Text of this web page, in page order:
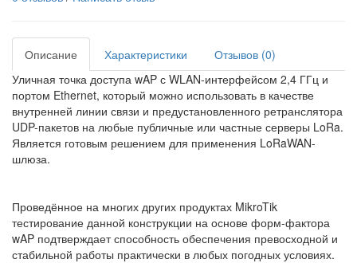
Описание Характеристики
Отзывов (0)
Уличная точка доступа wAP с WLAN-интерфейсом 2,4 ГГц и
портом Ethernet, который можно использовать в качестве
внутренней линии связи и предустановленного ретранслятора
UDP-пакетов на любые публичные или частные серверы LoRa.
Является готовым решением для применения LoRaWAN-
шлюза.
Проведённое на многих других продуктах MikroTik
тестирование данной конструкции на основе форм-фактора
wAP подтверждает способность обеспечения превосходной и
стабильной работы практически в любых погодных условиях.